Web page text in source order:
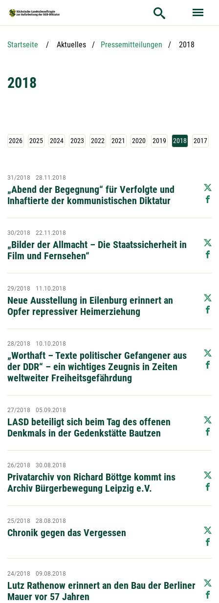
Service
Startseite Aktuelles Pressemitteilungen Aktuelle
2018
2018
2026 2025 2024 2023 2022 2021 2020 2019 2018 2017
„Abend der Begegnung“ für Verfolgte und
Inhaftierte der kommunistischen Diktatur
31/2018 28.11.2018
„Bilder der Allmacht – Die Staatssicherheit in
Film und Fernsehen“
30/2018 22.11.2018
Neue Ausstellung in Eilenburg erinnert an
Opfer repressiver Heimerziehung
29/2018 11.10.2018
„Worthaft – Texte politischer Gefangener aus
der DDR“ – ein wichtiges Zeugnis in Zeiten
weltweiter Freiheitsgefährdung
28/2018 10.10.2018
LASD beteiligt sich beim Tag des offenen
Denkmals in der Gedenkstätte Bautzen
27/2018 05.09.2018
Privatarchiv von Richard Böttge kommt ins
Archiv Bürgerbewegung Leipzig e.V.
26/2018 30.08.2018
Chronik gegen das Vergessen
25/2018 28.08.2018
Lutz Rathenow erinnert an den Bau der Berliner
Mauer vor 57 Jahren
24/2018 09.08.2018